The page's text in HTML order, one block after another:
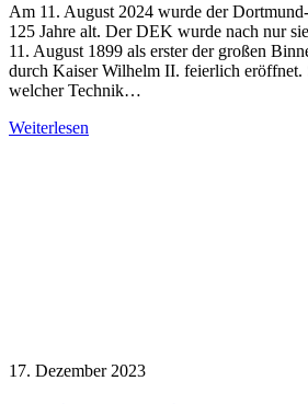
Am 11. August 2024 wurde der
125 Jahre alt. Der DEK wurde nach nur
11. August 1899 als erster der großen
durch Kaiser Wilhelm II. feierlich eröffnet.
welcher Technik…
Weiterlesen
17. Dezember 2023